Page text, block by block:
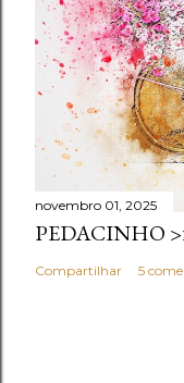
novembro 01, 2025
PEDACINHO
Compartilhar 5